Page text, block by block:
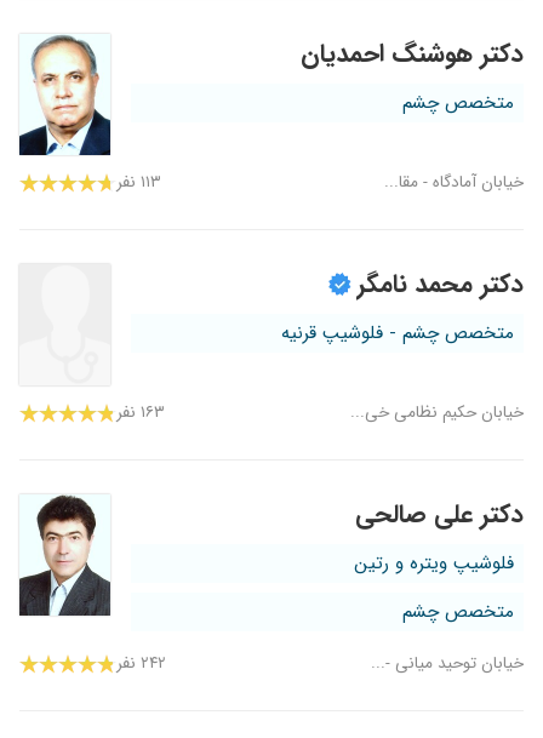
دکتر هوشنگ احمدیان
متخصص چشم
خیابان آمادگاه - مقا... ۱۱۳ نفر
دکتر محمد نامگر
متخصص چشم - فلوشیپ قرنیه
خیابان حکیم نظامی خی... ۱۶۳ نفر
دکتر علی صالحی
فلوشیپ ویتره و رتین
متخصص چشم
خیابان توحید میانی -... ۲۴۲ نفر